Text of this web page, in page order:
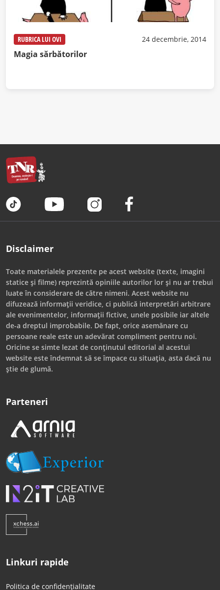
RUBRICA LUI OVI 24 decembrie, 2014
Magia sărbătorilor
Disclaimer
Toate materialele prezente pe acest website (texte, imagini
statice și filme) reprezintă opiniile autorilor lor și nu ar trebui
luate în considerare de către nimeni. Acest website nu
difuzează informații veridice, ci publică interpretări arbitrare
ale evenimentelor, informații fictive, unele posibile iar altele
de-a dreptul improbabile. De fapt, orice asemănare cu
persoane reale este un adevărat compliment pentru noi.
Oricine se simte lezat de conținutul editorial al acestui
website este îndemnat să se împace cu situația, asta dacă nu
știe de glumă.
Parteneri
Linkuri rapide
Politica de confidențialitate